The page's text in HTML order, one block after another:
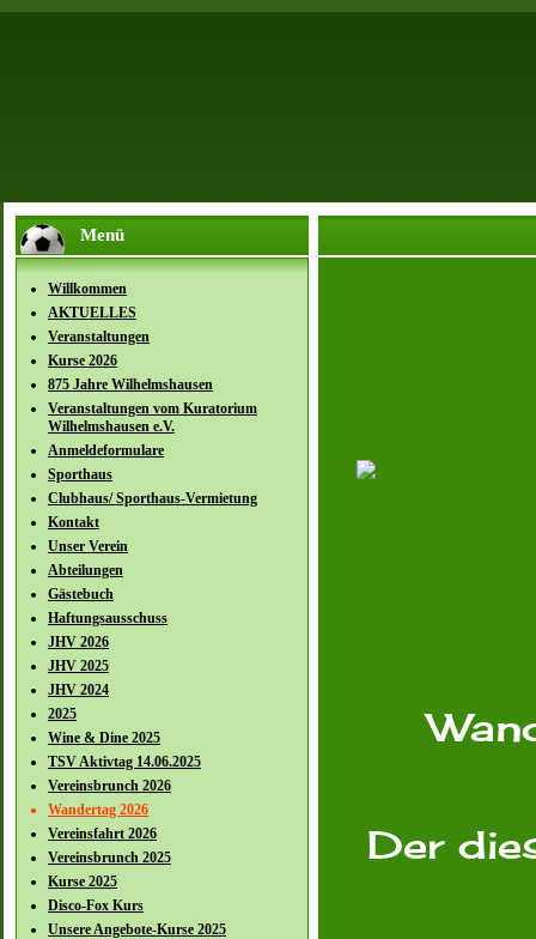
Menü
Willkommen
AKTUELLES
Veranstaltungen
Kurse 2026
875 Jahre Wilhelmshausen
Veranstaltungen vom Kuratorium
Wilhelmshausen e.V.
Anmeldeformulare
Sporthaus
Clubhaus/ Sporthaus-Vermietung
Kontakt
Unser Verein
Abteilungen
Gästebuch
Haftungsausschuss
JHV 2026
JHV 2025
JHV 2024
2025
Wine & Dine 2025
TSV Aktivtag 14.06.2025
Vereinsbrunch 2026
Wandertag 2026
Vereinsfahrt 2026
Vereinsbrunch 2025
Kurse 2025
Disco-Fox Kurs
Unsere Angebote-Kurse 2025
Der